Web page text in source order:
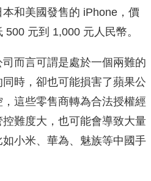
和美國發售的 iPhone，價
元到 1,000 元人民幣。
而言可謂是處於一個兩難的
時，卻也可能損害了蘋果公
這些零售商轉為合法授權經
難度大，也可能會導致大量
小米、華為、魅族等中國手